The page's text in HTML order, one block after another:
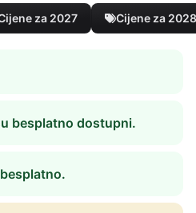
za 2027 Cijene za 2028
besplatno dostupni.